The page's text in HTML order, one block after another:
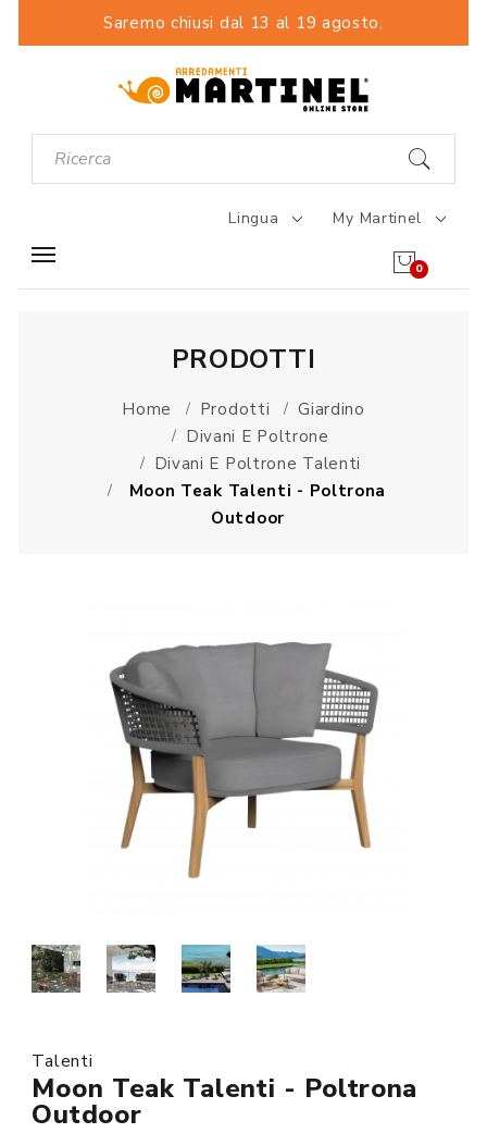
Saremo chiusi dal 13 al 19 agosto.
Lingua My Martinel
0
PRODOTTI
Home Prodotti
Giardino
Divani E Poltrone
Divani E Poltrone Talenti
Moon Teak Talenti - Poltrona
Outdoor
Talenti
Moon Teak Talenti - Poltrona
Outdoor